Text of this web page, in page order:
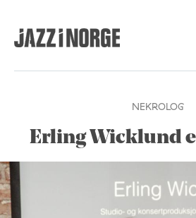
NEKROLOG
Erling Wicklund